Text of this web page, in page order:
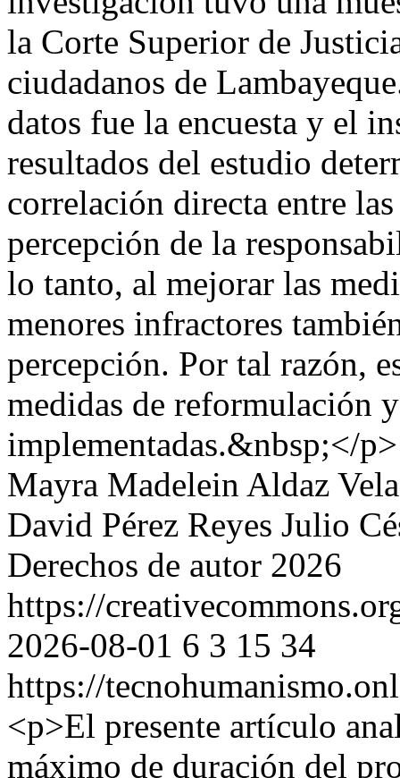
la Corte Superior de
ciudadanos de
datos fue la encuesta y el
resultados del estudio
correlación directa entre
percepción de la
lo tanto, al mejorar las
menores infractores
percepción. Por tal razón,
medidas de reformulación
implementadas.&nbsp;</p>
Mayra Madelein Aldaz
David Pérez Reyes Julio
Derechos de autor 2026
https://
2026-08-01 6 3 15 34
https://
<p>El presente artículo
máximo de duración del